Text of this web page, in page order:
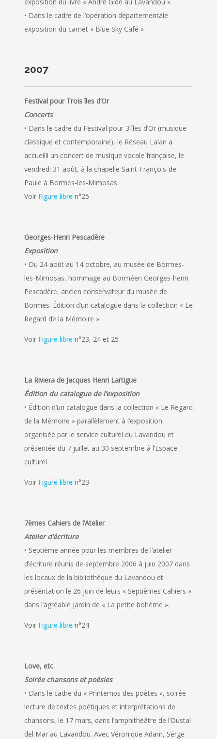
• Dans le cadre de l’opération départementale
exposition du carnet « Blue Sky Café »
2007
Festival pour Trois îles d’Or
Concerts
• Dans le cadre du Festival pour 3 îles d’Or (musique
classique et contemporaine), le Réseau Lalan a
accueilli un concert de musique vocale française, le
vendredi 31 août, à la chapelle Saint-François-de-
Paule à Bormes-les-Mimosas.
Voir Figure libre n°25
Georges-Henri Pescadère
Exposition
• Du 24 août au 14 octobre, au musée de Bormes-
les-Mimosas, hommage au Borméen Georges-henri
Pescadère, ancien conservateur du musée de
Bormes. Édition d’un catalogue dans la collection « Le
Regard de la Mémoire ».
Voir Figure libre n°23, 24 et 25
La Riviera de Jacques Henri Lartigue
Édition du catalogue de l’exposition
• Édition d’un catalogue dans la collection « Le Regard
de la Mémoire » parallèlement à l’exposition
organisée par le service culturel du Lavandou et
présentée du 7 juillet au 30 septembre à l’Espace
culturel
Voir Figure libre n°23
7èmes Cahiers de l’Atelier
Atelier d’écriture
• Septième année pour les membres de l’atelier
d’écriture réunis de septembre 2006 à juin 2007 dans
les locaux de la bibliothèque du Lavandou et
présentation le 26 juin de leurs « Septièmes Cahiers »
dans l’agréable jardin de « La petite bohème ».
Voir Figure libre n°24
Love, etc.
Soirée chansons et poésies
• Dans le cadre du « Printemps des poètes », soirée
lecture de textes poétiques et interprétations de
chansons, le 17 mars, dans l’amphithéâtre de l’Oustal
del Mar au Lavandou. Avec Véronique Adam, Serge